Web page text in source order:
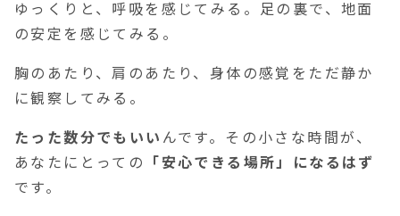
ゆっくりと、呼吸を感じてみる。足の裏で、地面
の安定を感じてみる。
胸のあたり、肩のあたり、身体の感覚をただ静か
に観察してみる。
たった数分でもいい んです。その小さな時間が、
あなたにとっての
「安心できる場所」になるはず
です。